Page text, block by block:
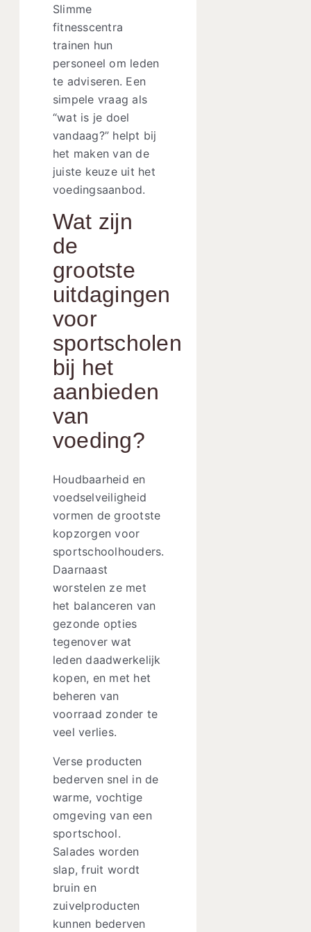
Slimme
fitnesscentra
trainen hun
personeel om leden
te adviseren. Een
simpele vraag als
“wat is je doel
vandaag?” helpt bij
het maken van de
juiste keuze uit het
voedingsaanbod.
Wat zijn
de
grootste
uitdagingen
voor
sportscholen
bij het
aanbieden
van
voeding?
Houdbaarheid en
voedselveiligheid
vormen de grootste
kopzorgen voor
sportschoolhouders.
Daarnaast
worstelen ze met
het balanceren van
gezonde opties
tegenover wat
leden daadwerkelijk
kopen, en met het
beheren van
voorraad zonder te
veel verlies.
Verse producten
bederven snel in de
warme, vochtige
omgeving van een
sportschool.
Salades worden
slap, fruit wordt
bruin en
zuivelproducten
kunnen bederven